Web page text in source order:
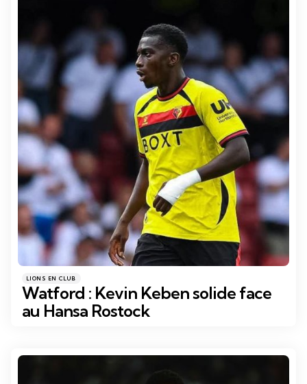
Catégories
Posté
dans
LIONS EN CLUB
Watford : Kevin Keben solide face
au Hansa Rostock